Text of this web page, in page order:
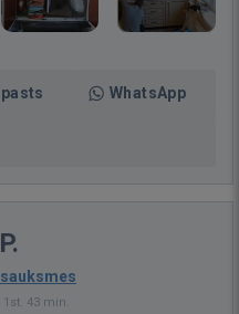
WhatsApp
43 min.